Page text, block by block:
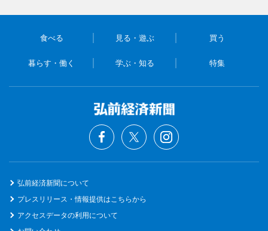
食べる 見る・遊ぶ 買う
暮らす・働く 学ぶ・知る 特集
弘前経済新聞について
プレスリリース・情報提供はこちらから
アクセスデータの利用について